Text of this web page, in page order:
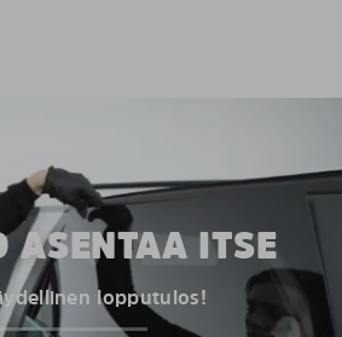
ASENTAA ITSE
lopputulos!